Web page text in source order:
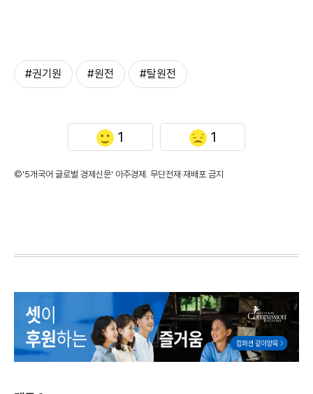
#권기원 #원전 #탈원전
1 1
©'5개국어 글로벌 경제신문' 아주경제. 무단전재·재배포 금지